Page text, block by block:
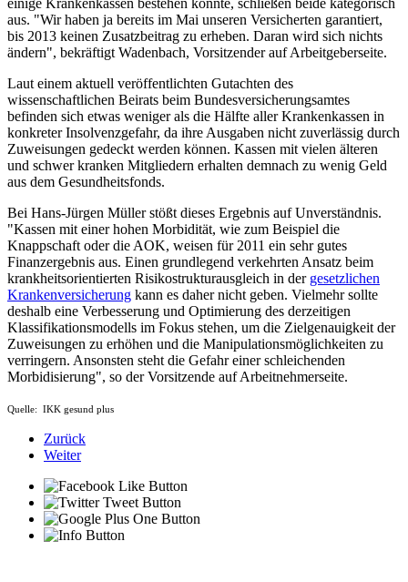
aus. "Wir haben ja bereits im Mai unseren Versicherten garantiert,
bis 2013 keinen Zusatzbeitrag zu erheben. Daran wird sich nichts
ändern", bekräftigt Wadenbach, Vorsitzender auf Arbeitgeberseite.
Laut einem aktuell veröffentlichten Gutachten des
wissenschaftlichen Beirats beim Bundesversicherungsamtes
befinden sich etwas weniger als die Hälfte aller Krankenkassen in
konkreter Insolvenzgefahr, da ihre Ausgaben nicht zuverlässig durch
Zuweisungen gedeckt werden können. Kassen mit vielen älteren
und schwer kranken Mitgliedern erhalten demnach zu wenig Geld
aus dem Gesundheitsfonds.
Bei Hans-Jürgen Müller stößt dieses Ergebnis auf Unverständnis.
"Kassen mit einer hohen Morbidität, wie zum Beispiel die
Knappschaft oder die AOK, weisen für 2011 ein sehr gutes
Finanzergebnis aus. Einen grundlegend verkehrten Ansatz beim
krankheitsorientierten Risikostrukturausgleich in der gesetzlichen
Krankenversicherung kann es daher nicht geben. Vielmehr sollte
deshalb eine Verbesserung und Optimierung des derzeitigen
Klassifikationsmodells im Fokus stehen, um die Zielgenauigkeit der
Zuweisungen zu erhöhen und die Manipulationsmöglichkeiten zu
verringern. Ansonsten steht die Gefahr einer schleichenden
Morbidisierung", so der Vorsitzende auf Arbeitnehmerseite.
Quelle: IKK gesund plus
Zurück
Weiter